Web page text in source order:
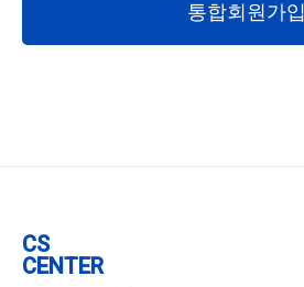
통합회원가입
CS
CENTER